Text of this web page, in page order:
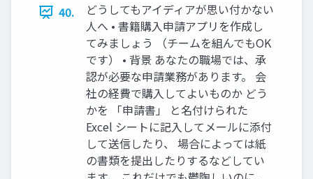
40.
どうしてもアイディアが思い付かない
人へ • 書籍購入申請アプリを作成し
てみましょう （チームを組んでもOK
です） • 背景 あなたの職場では、承
認が必要な申請業務があります。 会
社の経費で購入してよいものか どう
かを 「申請書」 と名付けられた
Excel シートに記入してメールに添付
して送信したり、 場合によっては紙
の書類を提出したりするなどしてい